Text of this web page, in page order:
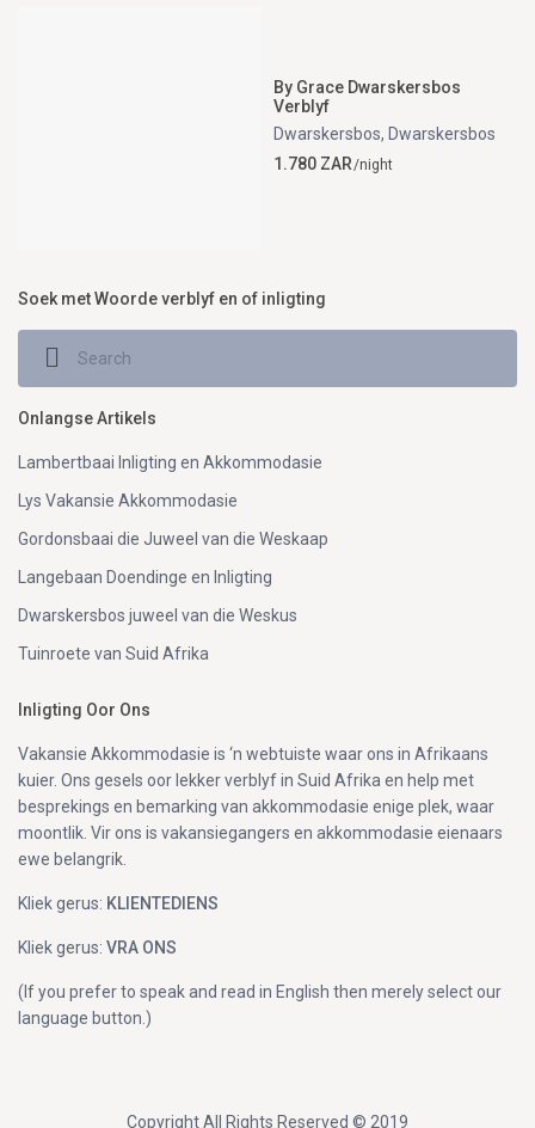
By Grace Dwarskersbos
Verblyf
Dwarskersbos, Dwarskersbos
1.780 ZAR/night
Soek met Woorde verblyf en of inligting
Onlangse Artikels
Lambertbaai Inligting en Akkommodasie
Lys Vakansie Akkommodasie
Gordonsbaai die Juweel van die Weskaap
Langebaan Doendinge en Inligting
Dwarskersbos juweel van die Weskus
Tuinroete van Suid Afrika
Inligting Oor Ons
Vakansie Akkommodasie is ‘n webtuiste waar ons in Afrikaans
kuier. Ons gesels oor lekker verblyf in Suid Afrika en help met
besprekings en bemarking van akkommodasie enige plek, waar
moontlik. Vir ons is vakansiegangers en akkommodasie eienaars
ewe belangrik.
Kliek gerus: KLIENTEDIENS
Kliek gerus:VRA ONS
(If you prefer to speak and read in English then merely select our
language button.)
Copyright All Rights Reserved © 2019